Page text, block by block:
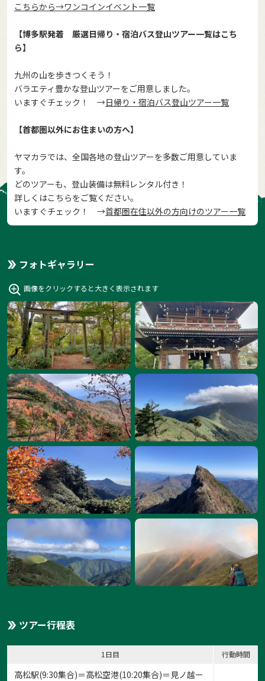
こちらから→ワンコインイベント一覧
【博多駅発着 厳選日帰り・宿泊バス登山ツアー一覧はこち
ら】
九州の山を歩きつくそう！
バラエティ豊かな登山ツアーをご用意しました。
いますぐチェック！ →日帰り・宿泊バス登山ツアー一覧
【首都圏以外にお住まいの方へ】
ヤマカラでは、全国各地の登山ツアーを多数ご用意していま
す。
どのツアーも、登山装備は無料レンタル付き！
詳しくはこちらをご覧ください。
いますぐチェック！ →首都圏在住以外の方向けのツアー一覧
フォトギャラリー
画像をクリックすると大きく表示されます
ツアー行程表
1日目 行動時間
高松駅(9:30集合)＝高松空港(10:20集合)＝見ノ越ー